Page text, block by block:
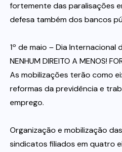
fortemente das paralisações
defesa também dos bancos
1º de maio – Dia Internacional
NENHUM DIREITO A MENOS!
As mobilizações terão como
reformas da previdência e
emprego.
Organização e mobilização
sindicatos filiados em quatro